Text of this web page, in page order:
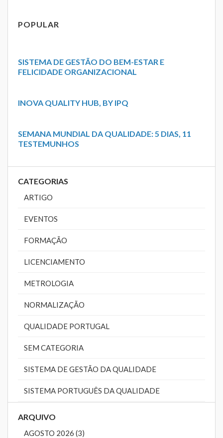
POPULAR
SISTEMA DE GESTÃO DO BEM-ESTAR E
FELICIDADE ORGANIZACIONAL
INOVA QUALITY HUB, BY IPQ
SEMANA MUNDIAL DA QUALIDADE: 5 DIAS, 11
TESTEMUNHOS
CATEGORIAS
ARTIGO
EVENTOS
FORMAÇÃO
LICENCIAMENTO
METROLOGIA
NORMALIZAÇÃO
QUALIDADE PORTUGAL
SEM CATEGORIA
SISTEMA DE GESTÃO DA QUALIDADE
SISTEMA PORTUGUÊS DA QUALIDADE
ARQUIVO
AGOSTO 2026 (3)